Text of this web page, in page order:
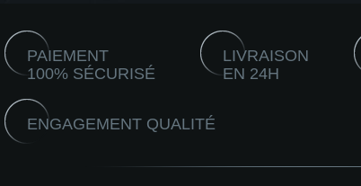
PAIEMENT
100% SÉCURISÉ
LIVRAISON
EN 24H
ENGAGEMENT QUALITÉ